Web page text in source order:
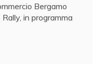
Bergamo
in programma